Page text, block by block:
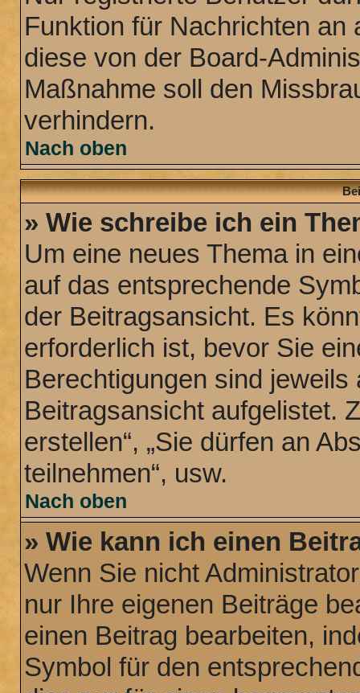
Funktion für Nachrichten
diese von der Board-
Maßnahme soll den
verhindern.
Nach oben
» Wie schreibe ich ein
Um eine neues Thema in
auf das entsprechende
der Beitragsansicht. Es
erforderlich ist, bevor Sie
Berechtigungen sind
Beitragsansicht aufgelistet.
erstellen“, „Sie dürfen an
teilnehmen“, usw.
Nach oben
» Wie kann ich einen
Wenn Sie nicht
nur Ihre eigenen Beiträge
einen Beitrag bearbeiten,
Symbol für den